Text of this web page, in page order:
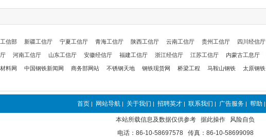
信部 新疆工信厅 宁夏工信厅 青海工信厅 陕西工信厅 云南工信厅 贵州工信厅 四川经信厅
河南工信厅 山东工信厅 安徽经信厅 福建工信厅 浙江经信厅 江苏工信厅 内蒙古工息厅
料网 中国钢铁新闻网 商务部网站 不锈钢天地 钢铁现货网 桥梁工程 马鞍山钢铁 太原钢铁
首页 | 网站导航 | 关于我们 | 招聘英才 | 联系我们 | 广告服务 | 帮助 |
本站所载信息及数据仅供参考 据此操作 风险自负
电话：86-10-58697578 传真：86-10-58699098